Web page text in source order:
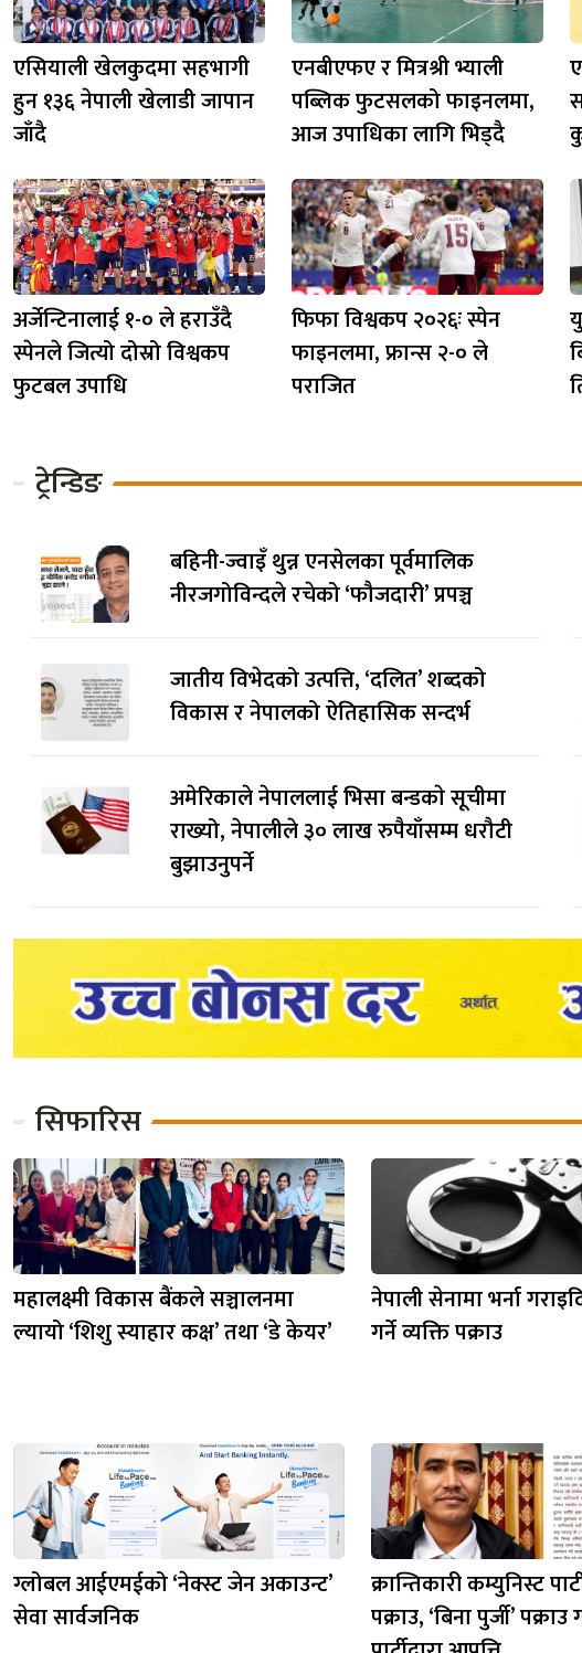
एसियाली खेलकुदमा सहभागी
हुन १३६ नेपाली खेलाडी जापान
जाँदै
एनबीएफए र मित्रश्री भ्याली
पब्लिक फुटसलको फाइनलमा,
आज उपाधिका लागि भिड्दै
अर्जेन्टिनालाई १-० ले हराउँदै
स्पेनले जित्यो दोस्रो विश्वकप
फुटबल उपाधि
फिफा विश्वकप २०२६ः स्पेन
फाइनलमा, फ्रान्स २-० ले
पराजित
ट्रेन्डिङ
बहिनी-ज्वाइँ थुन्न एनसेलका पूर्वमालिक
नीरजगोविन्दले रचेको ‘फौजदारी’ प्रपञ्च
जातीय विभेदको उत्पत्ति, ‘दलित’ शब्दको
विकास र नेपालको ऐतिहासिक सन्दर्भ
अमेरिकाले नेपाललाई भिसा बन्डकाे सूचीमा
राख्यो, नेपालीले ३० लाख रुपैयाँसम्म धरौटी
बुझाउनुपर्ने
सिफारिस
महालक्ष्मी विकास बैंकले सञ्चालनमा
ल्यायो ‘शिशु स्याहार कक्ष’ तथा ‘डे केयर’
नेपाली सेनामा भर्ना
गर्ने व्यक्ति पक्राउ
ग्लोबल आईएमईको ‘नेक्स्ट जेन अकाउन्ट’
सेवा सार्वजनिक
क्रान्तिकारी कम्युनिस्ट
पक्राउ, ‘बिना पुर्जी’